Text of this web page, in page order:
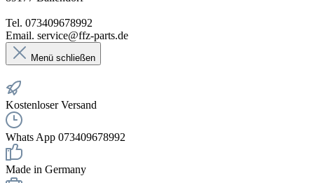
Tel. 073409678992
Email. service@ffz-parts.de
Menü schließen
Kostenloser Versand
Whats App 073409678992
Made in Germany